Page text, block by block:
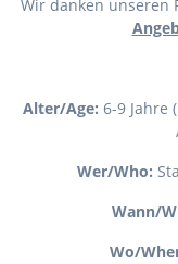
Wir danken unseren
Alter/Age: 6-9 Jahre
Wer/Who:
Wann/
Wo/